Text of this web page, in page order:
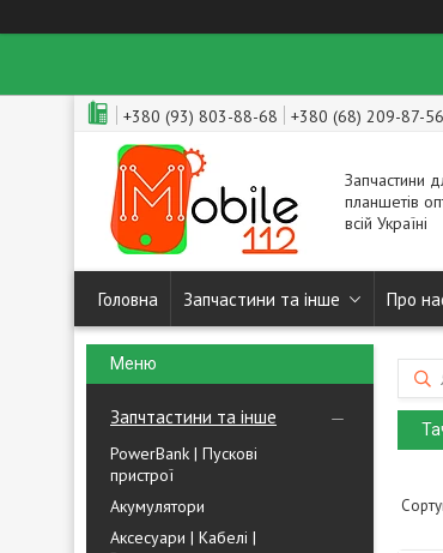
+380 (93) 803-88-68 +380 (68) 209-87-56
Запчастини
планшетів
всій Україні
Головна Запчастини та інше Про
Запчтастини та інше
PowerBank | Пускові
пристрої
Акумулятори
Аксесуари | Кабелі |